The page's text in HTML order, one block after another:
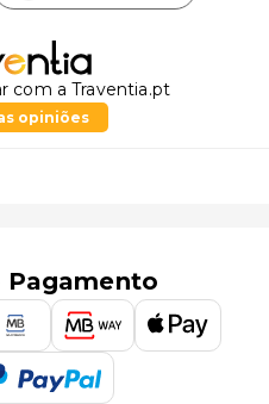
com a Traventia.pt
opiniões
Pagamento